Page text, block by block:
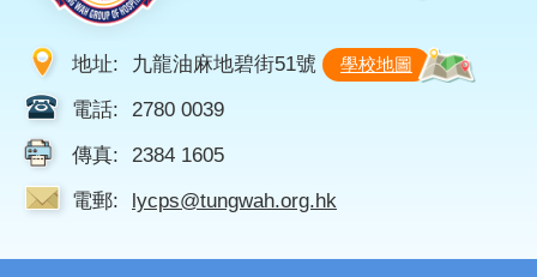
地址: 九龍油麻地碧街51號 學校地圖
電話: 2780 0039
傳真: 2384 1605
電郵: lycps@tungwah.org.hk